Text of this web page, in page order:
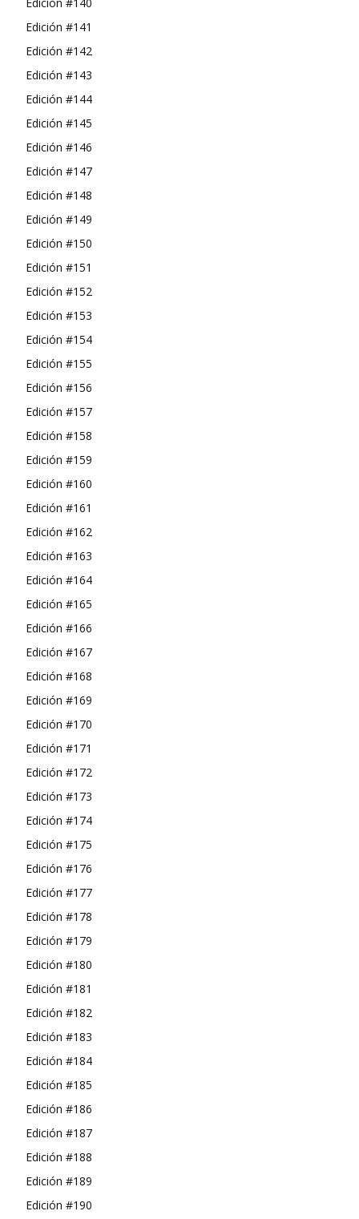
Edición #141
Edición #142
Edición #143
Edición #144
Edición #145
Edición #146
Edición #147
Edición #148
Edición #149
Edición #150
Edición #151
Edición #152
Edición #153
Edición #154
Edición #155
Edición #156
Edición #157
Edición #158
Edición #159
Edición #160
Edición #161
Edición #162
Edición #163
Edición #164
Edición #165
Edición #166
Edición #167
Edición #168
Edición #169
Edición #170
Edición #171
Edición #172
Edición #173
Edición #174
Edición #175
Edición #176
Edición #177
Edición #178
Edición #179
Edición #180
Edición #181
Edición #182
Edición #183
Edición #184
Edición #185
Edición #186
Edición #187
Edición #188
Edición #189
Edición #190